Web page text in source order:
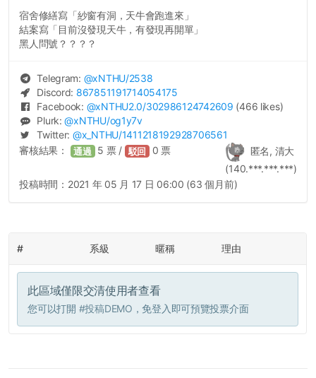
宿舍修繕寫「紗窗有洞，天牛會跑進來」
結案寫「目前沒發現天牛，有發現再開單」
黑人問號？？？？
Telegram: @xNTHU/2538
Discord: 867851191714054175
Facebook: @xNTHU2.0/302986124742609 (466 likes)
Plurk:@xNTHU/og1y7v
Twitter: @x_NTHU/1411218192928706561
匿名, 清大
(140.***.***.***)
審核結果： 通過 5 票 / 駁回 0 票
投稿時間： 2021 年 05 月 17 日 06:00 (63 個月前)
# 系級 暱稱 理由
此區域僅限交清使用者查看
您可以打開 #投稿DEMO ，免登入即可預覽投票介面